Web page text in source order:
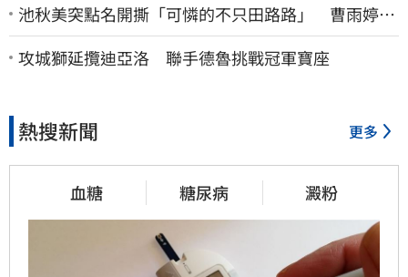
池秋美突點名開撕「可憐的不只田路路」 曹雨婷45
字回應了
攻城獅延攬迪亞洛 聯手德魯挑戰冠軍寶座
熱搜新聞 更多
血糖 糖尿病 澱粉